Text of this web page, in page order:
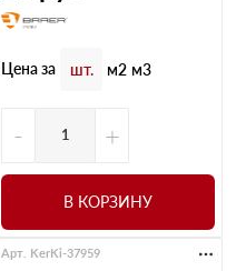
Цена за шт. м2 м3
- +
В КОРЗИНУ
Арт. KerKi-37959